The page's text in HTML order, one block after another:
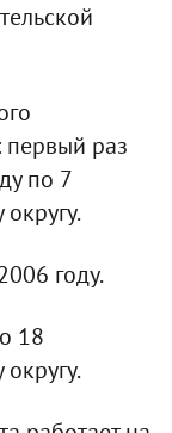
первый раз
по 7
году.
18